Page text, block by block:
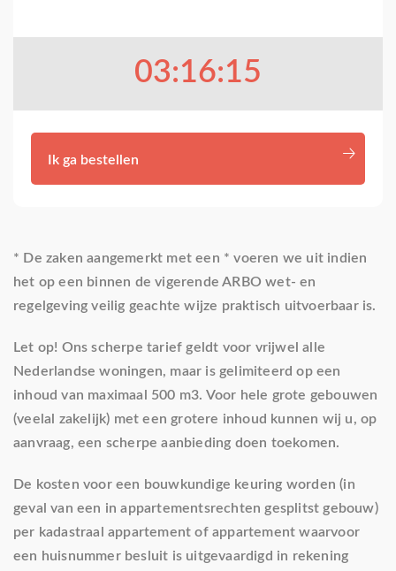
03:16:13
Ik ga bestellen
* De zaken aangemerkt met een * voeren we uit indien
het op een binnen de vigerende ARBO wet- en
regelgeving veilig geachte wijze praktisch uitvoerbaar is.
Let op! Ons scherpe tarief geldt voor vrijwel alle
Nederlandse woningen, maar is gelimiteerd op een
inhoud van maximaal 500 m3. Voor hele grote gebouwen
(veelal zakelijk) met een grotere inhoud kunnen wij u, op
aanvraag, een scherpe aanbieding doen toekomen.
De kosten voor een bouwkundige keuring worden (in
geval van een in appartementsrechten gesplitst gebouw)
per kadastraal appartement of appartement waarvoor
een huisnummer besluit is uitgevaardigd in rekening